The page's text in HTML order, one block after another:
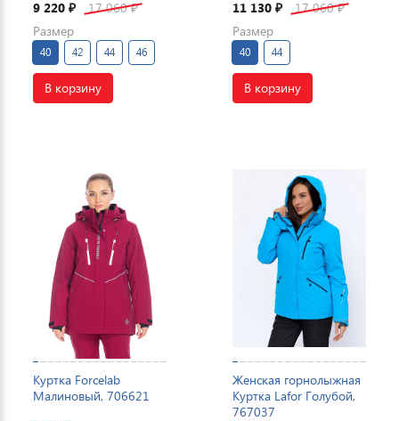
9 220 ₽ 17 060₽
Размер
40 42 44 46
В корзину
11 130 ₽ 17 060₽
Размер
40 44
В корзину
Куртка Forcelab
Малиновый, 706621
Женская горнолыжная
Куртка Lafor Голубой,
767037